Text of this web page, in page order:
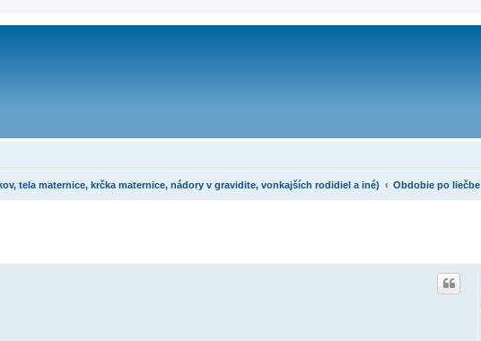
tela maternice, krčka maternice, nádory v gravidite, vonkajších rodidiel a iné) Obdobie po liečbe